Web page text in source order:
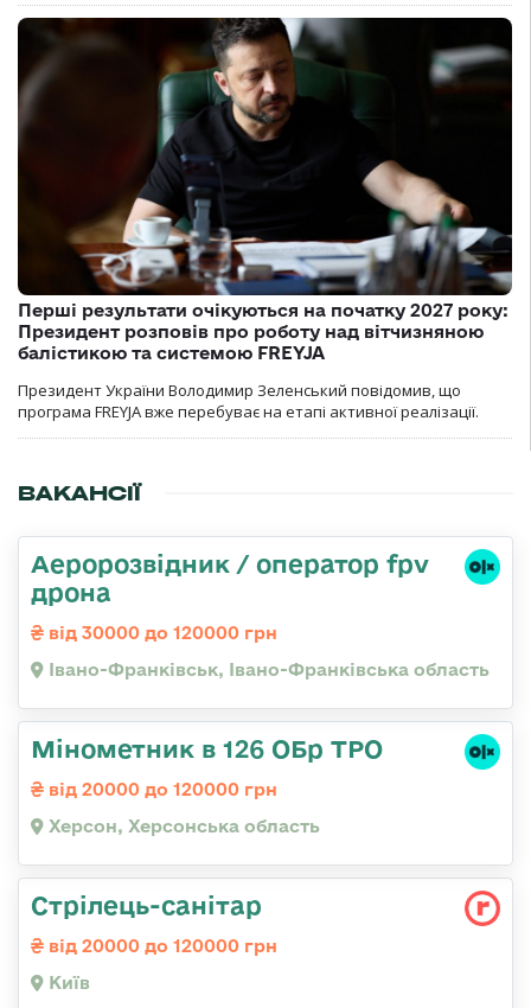
Перші результати очікуються на початку 2027 року:
Президент розповів про роботу над вітчизняною
балістикою та системою FREYJA
Президент України Володимир Зеленський повідомив, що
програма FREYJA вже перебуває на етапі активної реалізації.
ВАКАНСІЇ
Аеророзвідник / оператор fpv
дрона
від 30000 до 120000 грн
Івано-Франківськ, Івано-Франківська область
Мінометник в 126 ОБр ТРО
від 20000 до 120000 грн
Херсон, Херсонська область
Стрілець-санітар
від 20000 до 120000 грн
Київ